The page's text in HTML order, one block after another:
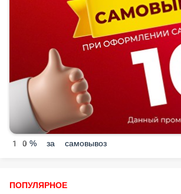
10% за самовывоз
ПОПУЛЯРНОЕ